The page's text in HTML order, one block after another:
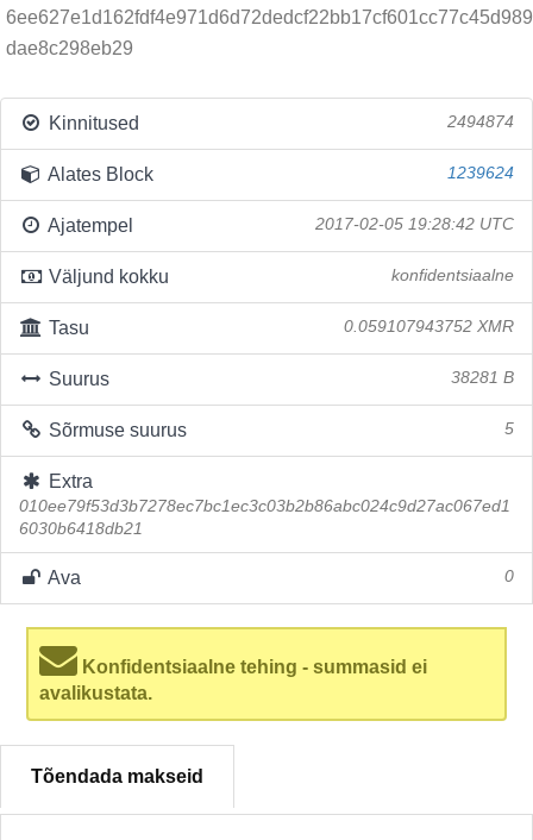
6ee627e1d162fdf4e971d6d72dedcf22bb17cf601cc77c45d989
dae8c298eb29
Kinnitused 2494874
Alates Block 1239624
Ajatempel 2017-02-05 19:28:42 UTC
Väljund kokku konfidentsiaalne
Tasu 0.059107943752 XMR
Suurus 38281 B
Sõrmuse suurus 5
Extra
010ee79f53d3b7278ec7bc1ec3c03b2b86abc024c9d27ac067ed1
6030b6418db21
Ava 0
Konfidentsiaalne tehing - summasid ei
avalikustata.
Tõendada makseid